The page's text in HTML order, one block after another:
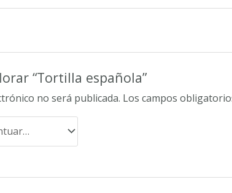
“Tortilla española”
no será publicada. Los campos